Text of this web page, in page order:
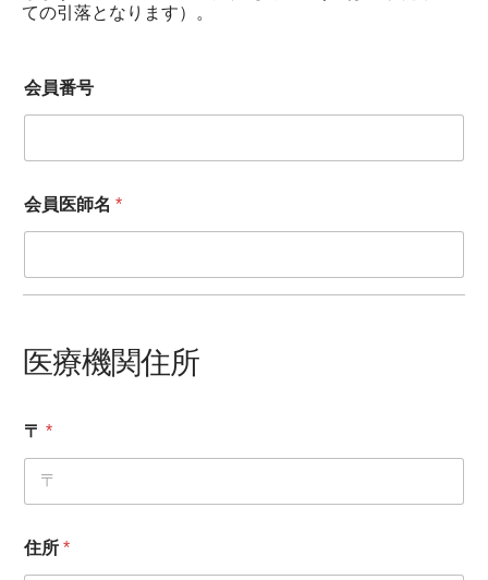
ての引落となります）。
会員番号
会員医師名 *
医療機関住所
〒 *
住所 *